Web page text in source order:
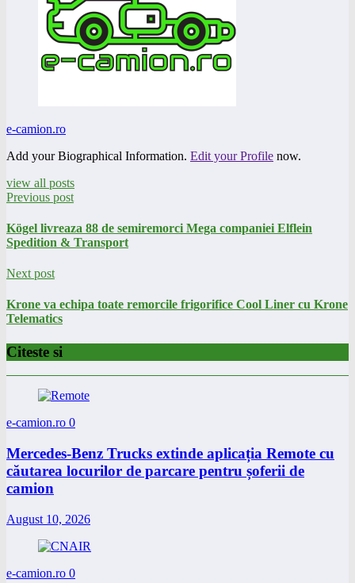
e-camion.ro
Add your Biographical Information. Edit your Profile now.
view all posts
Previous post
Kögel livreaza 88 de semiremorci Mega companiei Elflein
Spedition & Transport
Next post
Krone va echipa toate remorcile frigorifice Cool Liner cu Krone
Telematics
Citeste si
e-camion.ro 0
Mercedes-Benz Trucks extinde aplicația Remote cu
căutarea locurilor de parcare pentru șoferii de
camion
August 10, 2026
e-camion.ro 0